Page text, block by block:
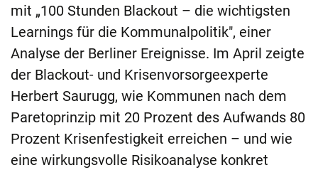
mit „100 Stunden Blackout – die wichtigsten
Learnings für die Kommunalpolitik", einer
Analyse der Berliner Ereignisse. Im April zeigte
der Blackout- und Krisenvorsorgeexperte
Herbert Saurugg, wie Kommunen nach dem
Paretoprinzip mit 20 Prozent des Aufwands 80
Prozent Krisenfestigkeit erreichen – und wie
eine wirkungsvolle Risikoanalyse konkret